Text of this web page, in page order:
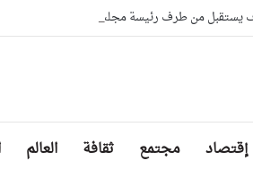
من طرف رئيسة مجلس الجمهورية للجمعية
إقتصاد مجتمع ثقافة العالم